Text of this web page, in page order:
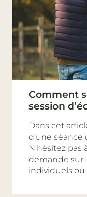
Comment
session
Dans cet
d’une séance
N’hésitez
demande
individuels ou